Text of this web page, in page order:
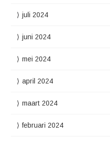
juli 2024
juni 2024
mei 2024
april 2024
maart 2024
februari 2024